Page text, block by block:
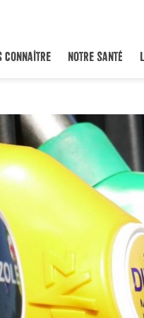
CONNAÎTRE NOTRE SANTÉ